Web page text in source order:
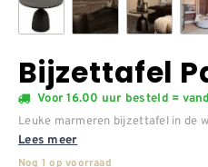
Bijzettafel
Voor 16.00 uur besteld =
Leuke marmeren bijzettafel in de
Lees meer
Nog 1 op voorraad